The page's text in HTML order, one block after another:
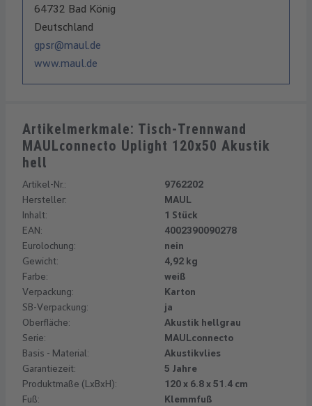
64732 Bad König
Deutschland
gpsr@maul.de
www.maul.de
Artikelmerkmale: Tisch-Trennwand
MAULconnecto Uplight 120x50 Akustik
hell
Artikel-Nr.:
9762202
Hersteller:
MAUL
Inhalt:
1 Stück
EAN:
4002390090278
Eurolochung:
nein
Gewicht:
4,92 kg
Farbe:
weiß
Verpackung:
Karton
SB-Verpackung:
ja
Oberfläche:
Akustik hellgrau
Serie:
MAULconnecto
Basis - Material:
Akustikvlies
Garantiezeit:
5 Jahre
Produktmaße (LxBxH):
120 x 6.8 x 51.4 cm
Fuß:
Klemmfuß